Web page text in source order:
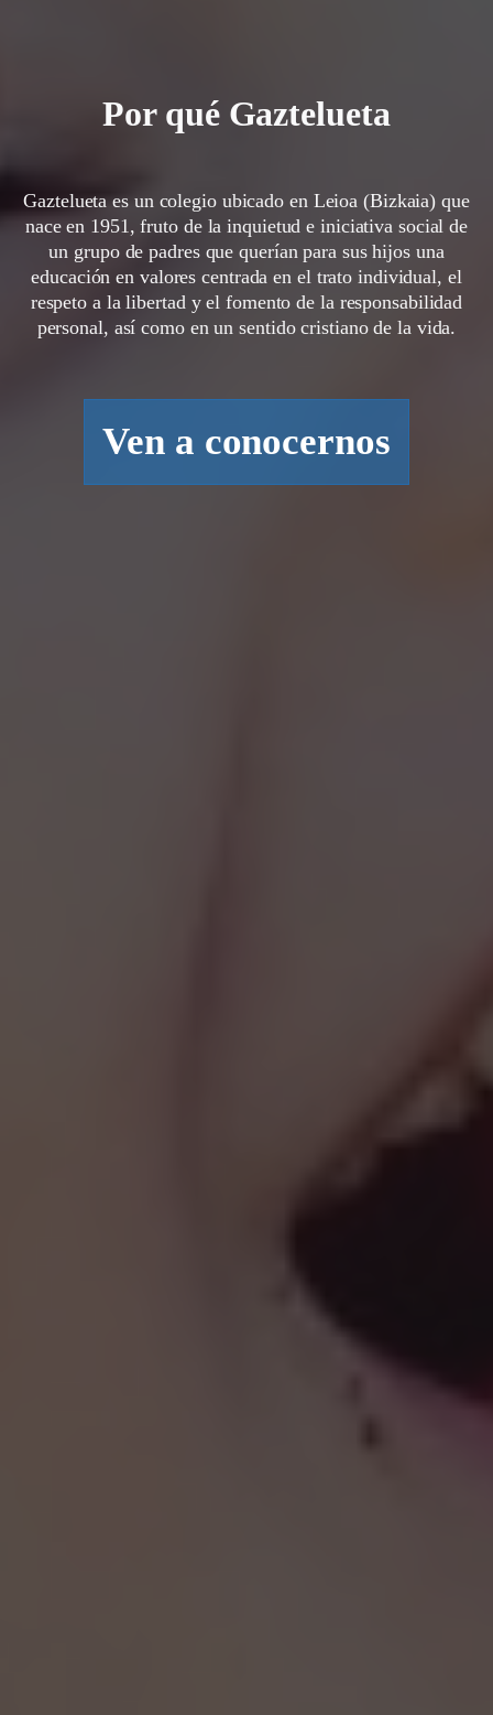
Por qué Gaztelueta
Gaztelueta es un colegio ubicado en Leioa (Bizkaia) que
nace en 1951, fruto de la inquietud e iniciativa social de
un grupo de padres que querían para sus hijos una
educación en valores centrada en el trato individual, el
respeto a la libertad y el fomento de la responsabilidad
personal, así como en un sentido cristiano de la vida.
Ven a conocernos